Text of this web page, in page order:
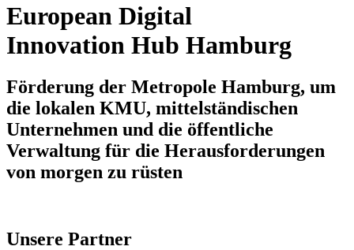
European Digital
Innovation Hub Hamburg
Förderung der Metropole Hamburg, um
die lokalen KMU, mittelständischen
Unternehmen und die öffentliche
Verwaltung für die Herausforderungen
von morgen zu rüsten
Unsere Partner